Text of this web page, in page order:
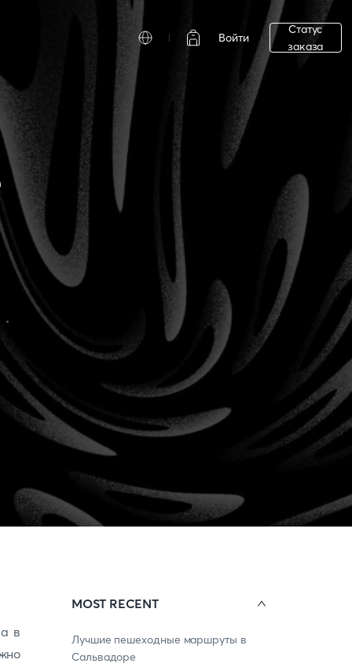
Войти
Статус
заказа
в
MOST RECENT
Лучшие пешеходные маршруты в
Сальвадоре